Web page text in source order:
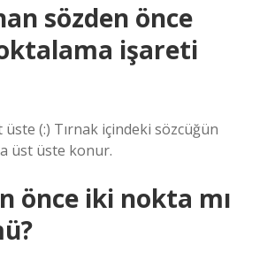
sözden önce
işareti
(:) Tırnak içindeki sözcüğün
üst üste konur.
önce iki nokta mı